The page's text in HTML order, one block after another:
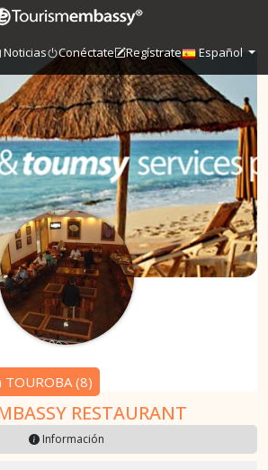
Noticias Conéctate Regístrate Español
TOUROBA(8)
RESTAURANT
Información